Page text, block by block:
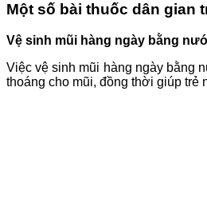
Một số bài thuốc dân gian
Vệ sinh mũi hàng ngày bằng
Việc vệ sinh mũi hàng ngày bằng
thoáng cho mũi, đồng thời giúp trẻ